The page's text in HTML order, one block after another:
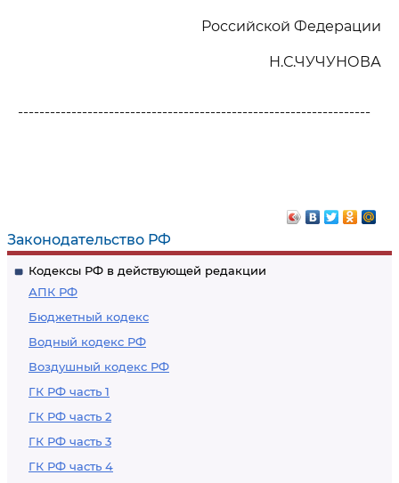
Законодательство РФ
Кодексы РФ в действующей редакции
АПК РФ
Бюджетный кодекс
Водный кодекс РФ
Воздушный кодекс РФ
ГК РФ часть 1
ГК РФ часть 2
ГК РФ часть 3
ГК РФ часть 4
Российской Федерации
Н.С.ЧУЧУНОВА
------------------------------------------------------------------